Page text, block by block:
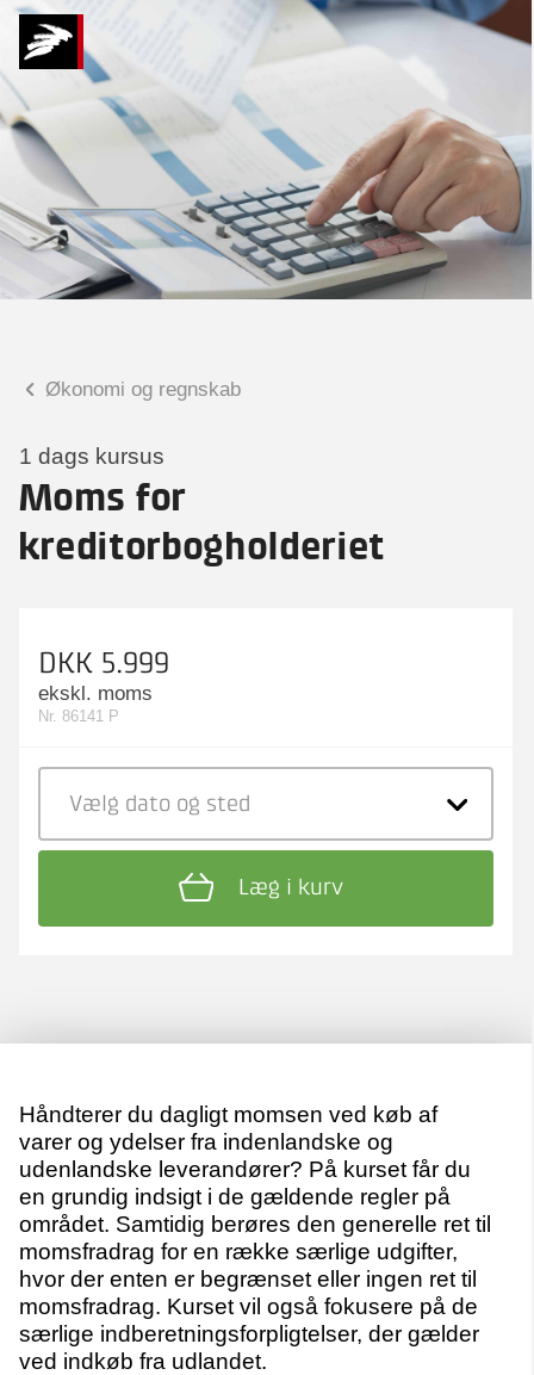
Økonomi og regnskab
1 dags kursus
Moms for
kreditorbogholderiet
DKK 5.999
ekskl. moms
Nr. 86141 P
Vælg dato og sted
Læg i kurv
Praktiske spørgsmål
Spørgsmål til tilmelding, forplejning,
afholdelsessted m.m.
Linda Gertz
Hvad kan vi hjælpe
dig med?
Håndterer du dagligt momsen ved køb af
varer og ydelser fra indenlandske og
udenlandske leverandører? På kurset får du
en grundig indsigt i de gældende regler på
området. Samtidig berøres den generelle ret til
momsfradrag for en række særlige udgifter,
hvor der enten er begrænset eller ingen ret til
momsfradrag. Kurset vil også fokusere på de
særlige indberetningsforpligtelser, der gælder
ved indkøb fra udlandet.